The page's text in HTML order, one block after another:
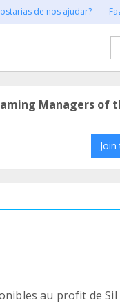
de nos ajudar?
Managers of
au profit de Sil